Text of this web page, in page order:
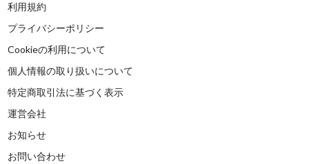
利用規約
プライバシーポリシー
Cookieの利用について
個人情報の取り扱いについて
特定商取引法に基づく表示
運営会社
お知らせ
お問い合わせ